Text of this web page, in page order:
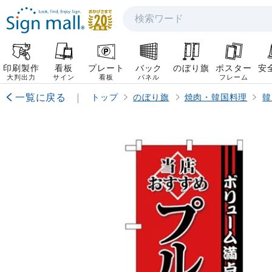
検索
印刷製作
大判出力
看板
サイン
プレート
看板
バック
パネル
のぼり旗 ポスター
フレーム
安
一覧に戻る | トップ のぼり旗 焼肉・韓国料理